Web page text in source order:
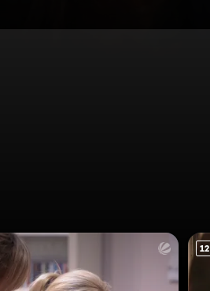
12